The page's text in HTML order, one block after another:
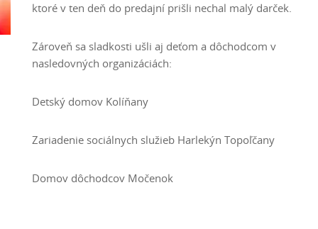
ktoré v ten deň do predajní prišli nechal malý darček.
Zároveň sa sladkosti ušli aj deťom a dôchodcom v
nasledovných organizáciách:
Detský domov Kolíňany
Zariadenie sociálnych služieb Harlekýn Topoľčany
Domov dôchodcov Močenok